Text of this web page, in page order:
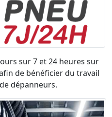
sur 7 et 24 heures sur
de bénéficier du travail
dépanneurs.